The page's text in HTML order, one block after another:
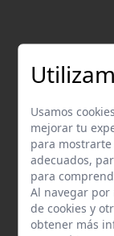
Usamos
mejorar tu
para
adecuados,
para
Al navegar
de cookies y
obtener más